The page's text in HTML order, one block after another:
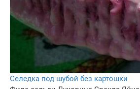
Селедка под шубой без картошки